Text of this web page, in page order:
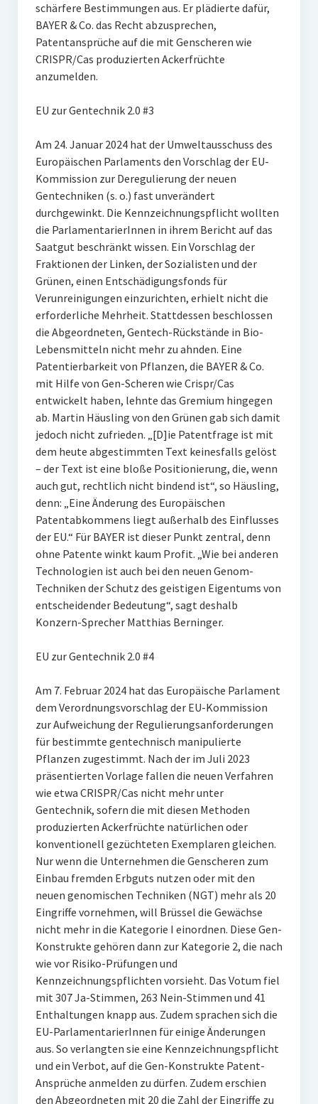
schärfere Bestimmungen aus. Er plädierte dafür,
BAYER & Co. das Recht abzusprechen,
Patentansprüche auf die mit Genscheren wie
CRISPR/Cas produzierten Ackerfrüchte
anzumelden.
EU zur Gentechnik 2.0 #3
Am 24. Januar 2024 hat der Umweltausschuss des
Europäischen Parlaments den Vorschlag der EU-
Kommission zur Deregulierung der neuen
Gentechniken (s. o.) fast unverändert
durchgewinkt. Die Kennzeichnungspflicht wollten
die ParlamentarierInnen in ihrem Bericht auf das
Saatgut beschränkt wissen. Ein Vorschlag der
Fraktionen der Linken, der Sozialisten und der
Grünen, einen Entschädigungsfonds für
Verunreinigungen einzurichten, erhielt nicht die
erforderliche Mehrheit. Stattdessen beschlossen
die Abgeordneten, Gentech-Rückstände in Bio-
Lebensmitteln nicht mehr zu ahnden. Eine
Patentierbarkeit von Pflanzen, die BAYER & Co.
mit Hilfe von Gen-Scheren wie Crispr/Cas
entwickelt haben, lehnte das Gremium hingegen
ab. Martin Häusling von den Grünen gab sich damit
jedoch nicht zufrieden. „[D]ie Patentfrage ist mit
dem heute abgestimmten Text keinesfalls gelöst
– der Text ist eine bloße Positionierung, die, wenn
auch gut, rechtlich nicht bindend ist“, so Häusling,
denn: „Eine Änderung des Europäischen
Patentabkommens liegt außerhalb des Einflusses
der EU.“ Für BAYER ist dieser Punkt zentral, denn
ohne Patente winkt kaum Profit. „Wie bei anderen
Technologien ist auch bei den neuen Genom-
Techniken der Schutz des geistigen Eigentums von
entscheidender Bedeutung“, sagt deshalb
Konzern-Sprecher Matthias Berninger.
EU zur Gentechnik 2.0 #4
Am 7. Februar 2024 hat das Europäische Parlament
dem Verordnungsvorschlag der EU-Kommission
zur Aufweichung der Regulierungsanforderungen
für bestimmte gentechnisch manipulierte
Pflanzen zugestimmt. Nach der im Juli 2023
präsentierten Vorlage fallen die neuen Verfahren
wie etwa CRISPR/Cas nicht mehr unter
Gentechnik, sofern die mit diesen Methoden
produzierten Ackerfrüchte natürlichen oder
konventionell gezüchteten Exemplaren gleichen.
Nur wenn die Unternehmen die Genscheren zum
Einbau fremden Erbguts nutzen oder mit den
neuen genomischen Techniken (NGT) mehr als 20
Eingriffe vornehmen, will Brüssel die Gewächse
nicht mehr in die Kategorie I einordnen. Diese Gen-
Konstrukte gehören dann zur Kategorie 2, die nach
wie vor Risiko-Prüfungen und
Kennzeichnungspflichten vorsieht. Das Votum fiel
mit 307 Ja-Stimmen, 263 Nein-Stimmen und 41
Enthaltungen knapp aus. Zudem sprachen sich die
EU-ParlamentarierInnen für einige Änderungen
aus. So verlangten sie eine Kennzeichnungspflicht
und ein Verbot, auf die Gen-Konstrukte Patent-
Ansprüche anmelden zu dürfen. Zudem erschien
den Abgeordneten mit 20 die Zahl der Eingriffe zu